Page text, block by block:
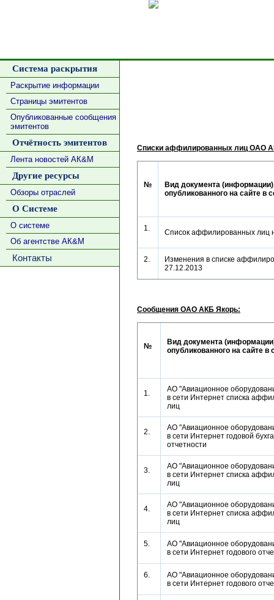
Система раскрытия
Раскрытие информации
Страницы эмитентов
Опубликованные сообщения
эмитентов
Отчётность эмитентов
Лента новостей АК&М
Другие ресурсы
Обзоры отраслей
О Системе
О системе
Об агентстве АК&М
Контакты
Списки аффилированных лиц ОАО
№
Вид документа
опубликованного на сайте в
1. Список аффилированных
2.
Изменения в списке
27.12.2013
Сообщения ОАО АКБ Якорь:
№
Вид документа
опубликованного на сайте в
1.
АО "Авиационное
в сети Интернет списка
лиц
2.
АО "Авиационное
в сети Интернет годовой
отчетности
3.
АО "Авиационное
в сети Интернет списка
лиц
4.
АО "Авиационное
в сети Интернет списка
лиц
5.
АО "Авиационное
в сети Интернет годового
6.
АО "Авиационное
в сети Интернет годового